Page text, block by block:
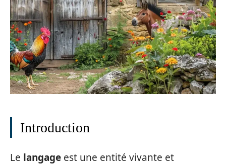
Introduction
Le langage est une entité vivante et